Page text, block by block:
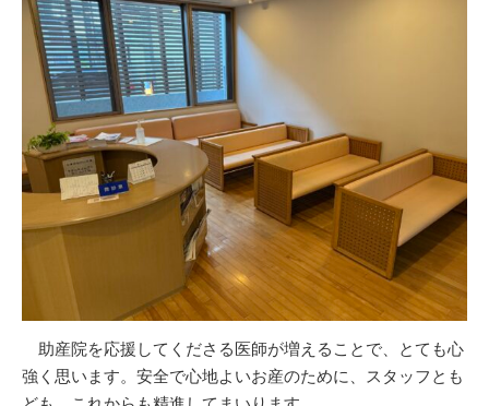
助産院を応援してくださる医師が増えることで、とても心
強く思います。安全で心地よいお産のために、スタッフとも